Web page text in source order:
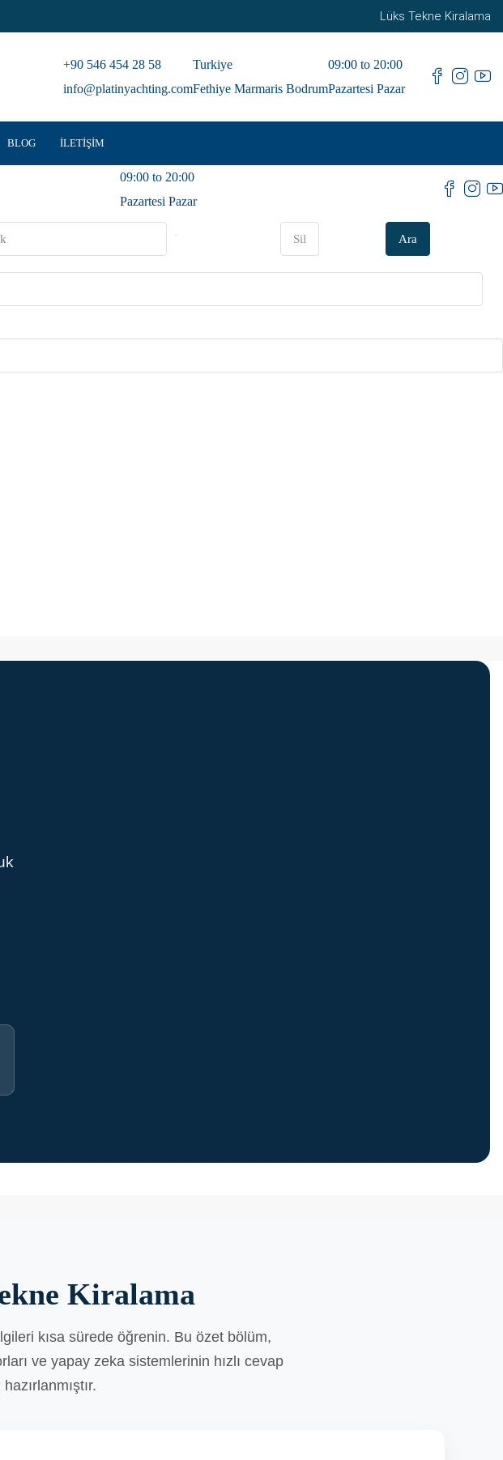
Lüks Tekne Kiralama
+90 546 454 28 58
info@platinyachting.com
Turkiye
Fethiye Marmaris Bodrum
09:00 to 20:00
Pazartesi Pazar
BLOG İLETIŞIM
09:00 to 20:00
Pazartesi Pazar
Sil Ara
Kiralama
kısa sürede öğrenin. Bu özet bölüm,
ve yapay zeka sistemlerinin hızlı cevap